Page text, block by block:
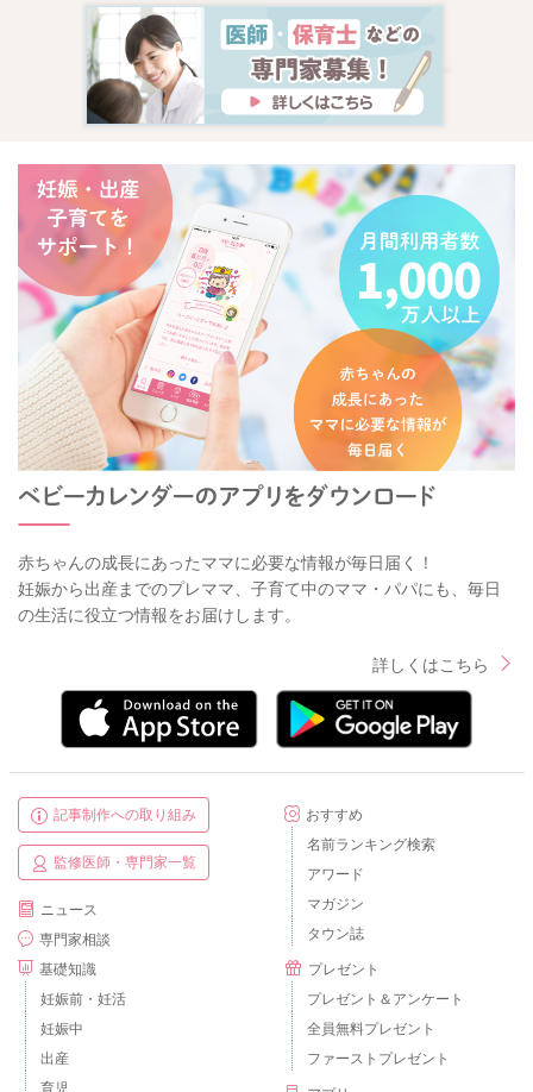
赤ちゃんの成長にあったママに必要な情報が毎日届く！
妊娠から出産までのプレママ、子育て中のママ・パパにも、毎日
の生活に役立つ情報をお届けします。
詳しくはこちら
記事制作への取り組み
監修医師・専門家一覧
ニュース
専門家相談
基礎知識
妊娠前・妊活
妊娠中
出産
育児
おすすめ
名前ランキング検索
アワード
マガジン
タウン誌
プレゼント
プレゼント＆アンケート
全員無料プレゼント
ファーストプレゼント